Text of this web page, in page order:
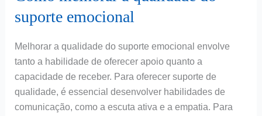
suporte emocional
Melhorar a qualidade do suporte emocional envolve
tanto a habilidade de oferecer apoio quanto a
capacidade de receber. Para oferecer suporte de
qualidade, é essencial desenvolver habilidades de
comunicação, como a escuta ativa e a empatia. Para